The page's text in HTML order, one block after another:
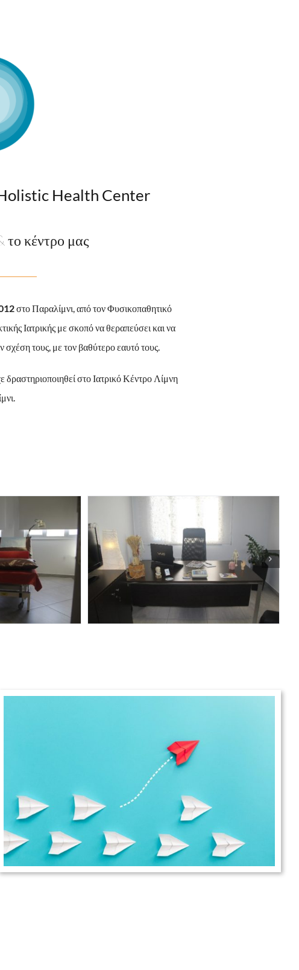
Health Center
κέντρο μας
στο Παραλίμνι, από τον Φυσικοπαθητικό
Ιατρικής με σκοπό να θεραπεύσει και να
τους, με τον βαθύτερο εαυτό τους.
δραστηριοποιηθεί στο Ιατρικό Κέντρο Λίμνη